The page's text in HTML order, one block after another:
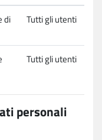
di
Tutti gli utenti
Tutti gli utenti
personali